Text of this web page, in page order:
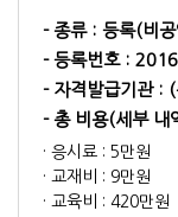
- 종류 : 등록(비
- 등록번호 :
- 자격발급기관 : (
- 총 비용(세부 내
· 응시료 : 5만원
· 교재비 : 9만원
· 교육비 : 420만원